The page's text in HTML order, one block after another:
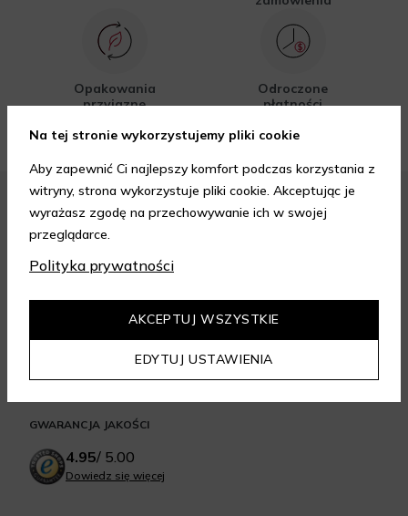
Opakowania
przyjazne
Odroczone
płatności
FORMY DOSTAWY
FORMY PŁATNOŚCI
GWARANCJA JAKOŚCI
4.95/ 5.00
Dowiedz się więcej
Na tej stronie wykorzystujemy pliki cookie
Aby zapewnić Ci najlepszy komfort podczas korzystania z
witryny, strona wykorzystuje pliki cookie. Akceptując je
wyrażasz zgodę na przechowywanie ich w swojej
przeglądarce.
Polityka prywatności
EDYTUJ USTAWIENIA
AKCEPTUJ WSZYSTKIE